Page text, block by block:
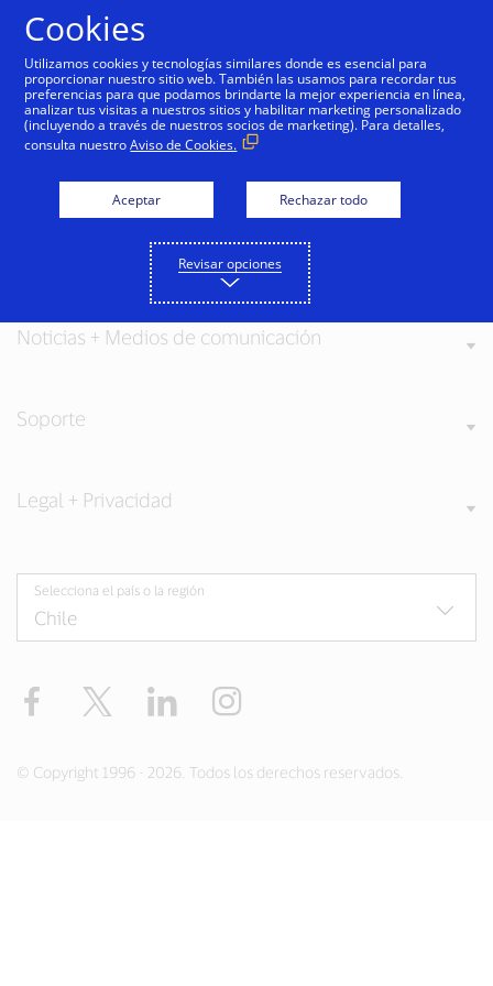
Nuestros valores
Noticias + Medios de comunicación
Soporte
Legal + Privacidad
Selecciona el país o la región
Facebook Twitter LinkedIn
© Copyright 1996 - 2026. Todos los derechos reservados.
Cookies
Utilizamos cookies y tecnologías similares donde es esencial para
proporcionar nuestro sitio web. También las usamos para recordar tus
preferencias para que podamos brindarte la mejor experiencia en línea,
analizar tus visitas a nuestros sitios y habilitar marketing personalizado
(incluyendo a través de nuestros socios de marketing). Para detalles,
consulta nuestroAviso de Cookies.
Aceptar Rechazar todo
Revisar opciones